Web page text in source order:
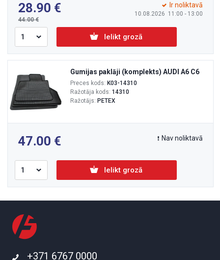
28.90
44.00
10.08.2026 11:00 - 13:00
Ir noliktavā
Ielikt grozā
Gumijas paklāji (komplekts) AUDI A6 C6
Preces kods: K03-14310
Ražotāja kods: 14310
Ražotājs: PETEX
47.00 Nav noliktavā
Ielikt grozā
+371 6767 0000